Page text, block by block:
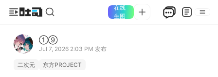
在线
生图
①⑨
Jul 7, 2026 2:03 PM 发布
二次元 东方PROJECT